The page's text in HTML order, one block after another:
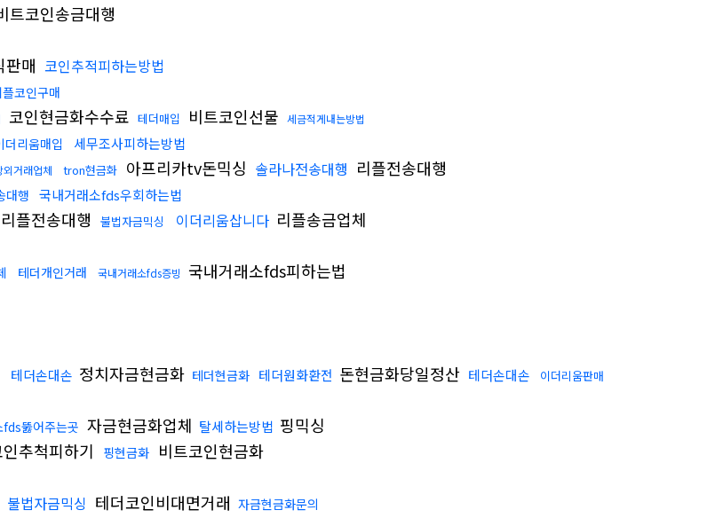
트코인송금대행
판매 코인추적피하는방법
플코인구매
코인현금화수수료 테더매입 비트코인선물 세금적게내는방법
더리움매입 세무조사피하는방법
외거래업체 tron현금화 아프리카tv돈믹싱 솔라나전송대행 리플전송대행
대행 국내거래소fds우회하는법
리플전송대행 불법자금믹싱 이더리움삽니다 리플송금업체
테더개인거래 국내거래소fds증빙 국내거래소fds피하는법
테더손대손 정치자금현금화 테더현금화 테더원화환전 돈현금화당일정산 테더손대손 이더리움판매
fds뚫어주는곳 자금현금화업체 탈세하는방법 핑믹싱
추척피하기 핑현금화 비트코인현금화
불법자금믹싱 테더코인비대면거래 자금현금화문의